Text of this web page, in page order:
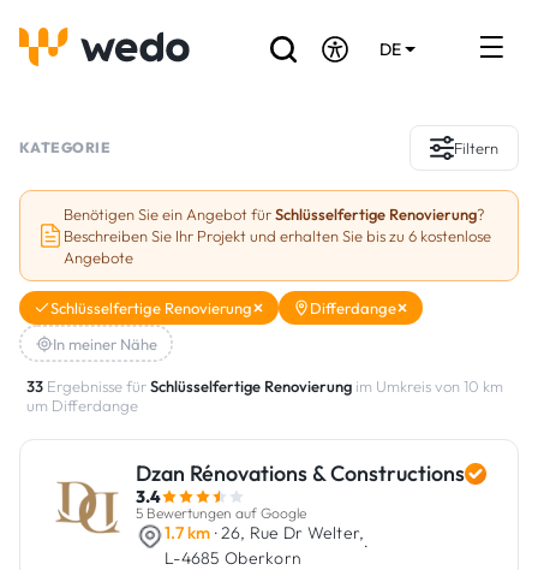
DE
Referenzen
Förderungen & Zuschüsse
Stellenbörse
Sind Sie Handwerker?
Einloggen
KATEGORIE Filtern
Benötigen Sie ein Angebot fürSchlüsselfertige Renovierung?
Beschreiben Sie Ihr Projekt und erhalten Sie bis zu 6 kostenlose
Angebote
Schlüsselfertige Renovierung
Differdange
In meiner Nähe
33 Ergebnisse fürSchlüsselfertige Renovierung im Umkreis von 10 km
um Differdange
Dzan Rénovations & Constructions
3.4
5 Bewertungen auf Google
1.7 km · 26, Rue Dr Welter,
L-4685 Oberkorn
·